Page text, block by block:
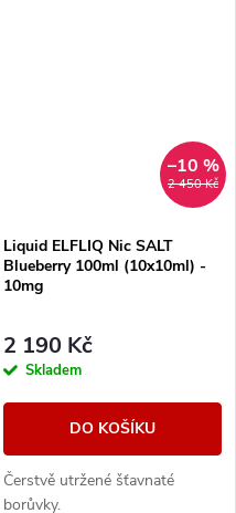
2 450 Kč
–10 %
Liquid ELFLIQ Nic SALT
Blueberry 100ml (10x10ml) -
10mg
2 190 Kč
Skladem
DO KOŠÍKU
Čerstvě utržené šťavnaté
borůvky.